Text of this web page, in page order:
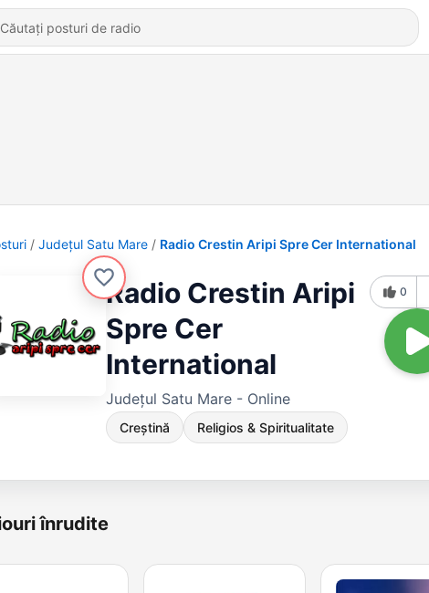
Județul Satu Mare Radio Crestin Aripi Spre Cer International
Radio Crestin Aripi
Spre Cer
International
Județul Satu Mare - Online
Creștină Religios & Spiritualitate
0
înrudite